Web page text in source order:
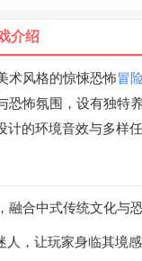
介绍
术风格的惊悚恐怖冒
恐怖氛围，设有独特
计的环境音效与多样
融合中式传统文化与
，让玩家身临其境感